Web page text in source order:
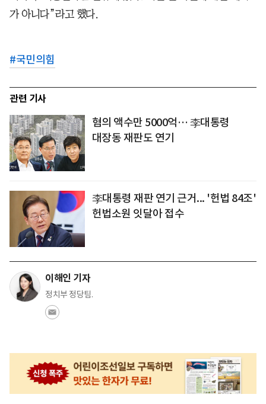
가 아니다”라고 했다.
#국민의힘
관련 기사
혐의 액수만 5000억… 李대통령
대장동 재판도 연기
李대통령 재판 연기 근거... '헌법 84조'
헌법소원 잇달아 접수
이해인 기자
정치부 정당팀.